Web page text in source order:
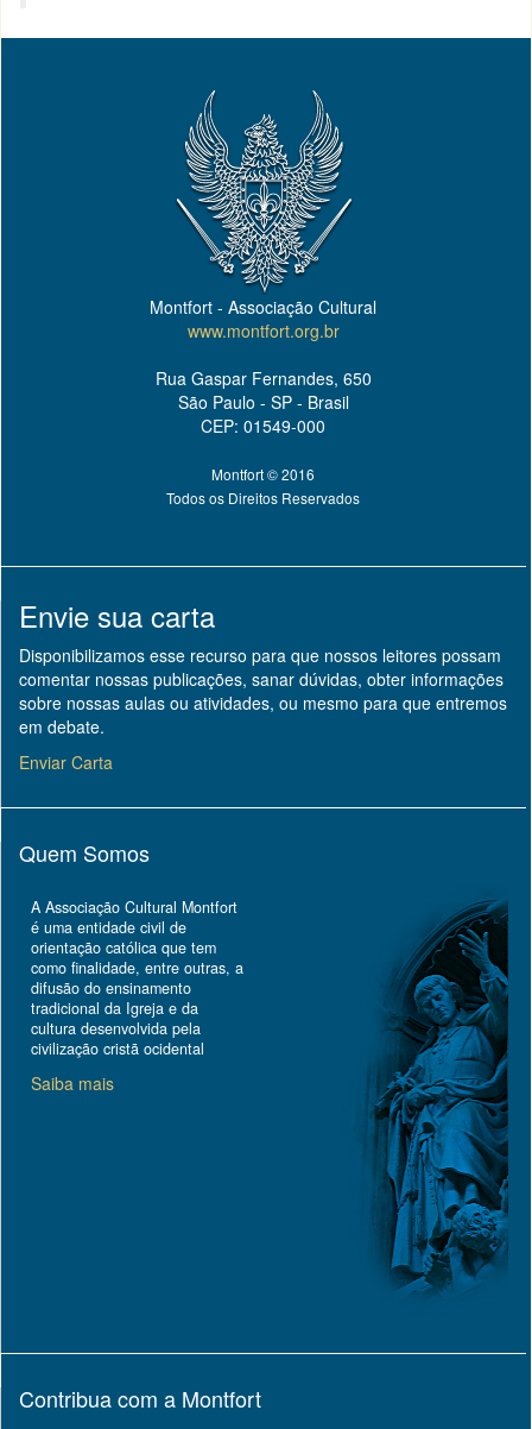
Montfort - Associação Cultural
www.montfort.org.br
Rua Gaspar Fernandes, 650
São Paulo - SP - Brasil
CEP: 01549-000
Montfort © 2016
Todos os Direitos Reservados
Envie sua carta
Disponibilizamos esse recurso para que nossos leitores possam
comentar nossas publicações, sanar dúvidas, obter informações
sobre nossas aulas ou atividades, ou mesmo para que entremos
em debate.
Enviar Carta
Quem Somos
A Associação Cultural Montfort
é uma entidade civil de
orientação católica que tem
como finalidade, entre outras, a
difusão do ensinamento
tradicional da Igreja e da
cultura desenvolvida pela
civilização cristã ocidental
Saiba mais
Contribua com a Montfort